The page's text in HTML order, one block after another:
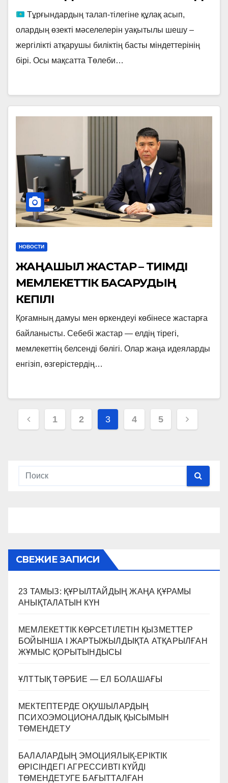
Тұрғындардың талап-тілегіне құлақ асып,
олардың өзекті мәселелерін уақытылы шешу –
жергілікті атқарушы биліктің басты міндеттерінің
бірі. Осы мақсатта Төлеби…
НОВОСТИ
ЖАҢАШЫЛ ЖАСТАР – ТИІМДІ
МЕМЛЕКЕТТІК БАСҚАРУДЫҢ
КЕПІЛІ
Қоғамның дамуы мен өркендеуі көбінесе жастарға
байланысты. Себебі жастар — елдің тірегі,
мемлекеттің белсенді бөлігі. Олар жаңа идеяларды
енгізіп, өзгерістердің…
Навигация
1 2 3 4 5
СВЕЖИЕ ЗАПИСИ
23 ТАМЫЗ: ҚҰРЫЛТАЙДЫҢ ЖАҢА ҚҰРАМЫ
АНЫҚТАЛАТЫН КҮН
МЕМЛЕКЕТТІК КӨРСЕТІЛЕТІН ҚЫЗМЕТТЕР
БОЙЫНША I ЖАРТЫЖЫЛДЫҚТА АТҚАРЫЛҒАН
ЖҰМЫС ҚОРЫТЫНДЫСЫ
ҰЛТТЫҚ ТӘРБИЕ — ЕЛ БОЛАШАҒЫ
МЕКТЕПТЕРДЕ ОҚУШЫЛАРДЫҢ
ПСИХОЭМОЦИОНАЛДЫҚ ҚЫСЫМЫН
ТӨМЕНДЕТУ
БАЛАЛАРДЫҢ ЭМОЦИЯЛЫҚ-ЕРІКТІК
ӨРІСІНДЕГІ АГРЕССИВТІ КҮЙДІ
ТӨМЕНДЕТУГЕ БАҒЫТТАЛҒАН